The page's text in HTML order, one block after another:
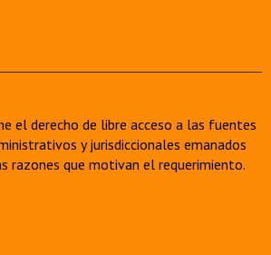
el derecho de libre acceso a las fuentes
y jurisdiccionales emanados
razones que motivan el requerimiento.